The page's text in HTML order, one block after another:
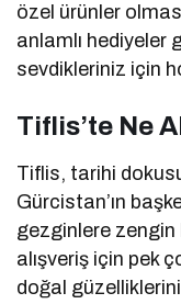
özel ürünler
anlamlı hediyeler
sevdikleriniz için
Tiflis’te Ne
Tiflis, tarihi
Gürcistan’ın
gezginlere zengin
alışveriş için pek
doğal